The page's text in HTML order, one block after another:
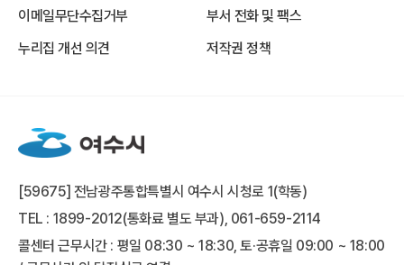
이메일무단수집거부
부서 전화 및 팩스
누리집 개선 의견
저작권 정책
[59675] 전남광주통합특별시 여수시 시청로 1(학동)
TEL : 1899-2012(통화료 별도 부과), 061-659-2114
콜센터 근무시간 : 평일 08:30 ~ 18:30, 토·공휴일 09:00 ~ 18:00